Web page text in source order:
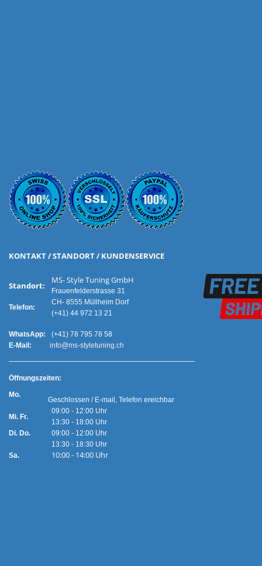
KONTAKT / STANDORT / KUNDENSERVICE
Standort:
Telefon:
MS- Style Tuning GmbH
Frauenfelderstrasse 31
CH- 8555 Müllheim Dorf
(+41) 44 972 13 21
WhatsApp:
(+41) 78 795 78 58
E-Mail:
info@ms-styletuning.ch
Öffnungszeiten:
Mo.
Mi. Fr.
Geschlossen / E-mail, Telefon ereichbar
09:00 - 12:00 Uhr
13:30 - 18:00 Uhr
Di. Do.
Sa.
09:00 - 12:00 Uhr
13:30 - 18:30 Uhr
10:00 - 14:00 Uhr